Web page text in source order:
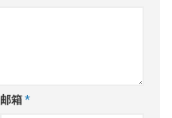
邮箱*